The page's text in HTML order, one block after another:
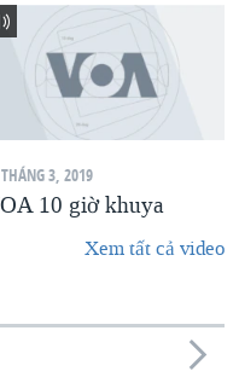
3, 2019
10 giờ khuya
Xem tất cả video